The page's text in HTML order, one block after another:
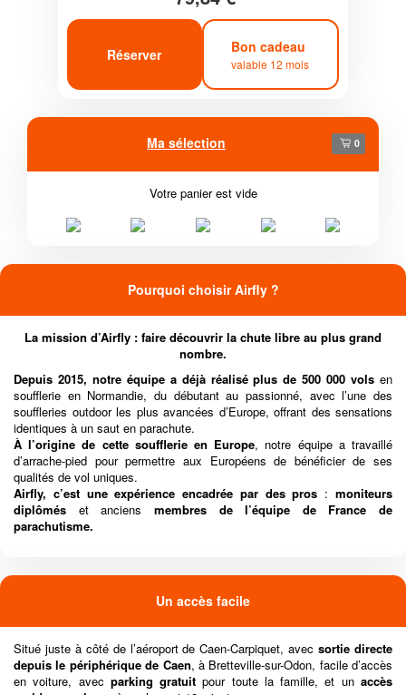
Réserver Bon cadeau
valable 12 mois
Ma sélection 0
Votre panier est vide
Pourquoi choisir Airfly ?
La mission d’Airfly : faire découvrir la chute libre au plus grand
nombre.
Depuis 2015, notre équipe a déjà réalisé plus de 500 000 vols en
soufflerie en Normandie, du débutant au passionné, avec l’une des
souffleries outdoor les plus avancées d’Europe, offrant des sensations
identiques à un saut en parachute.
À l’origine de cette soufflerie en Europe, notre équipe a travaillé
d’arrache-pied pour permettre aux Européens de bénéficier de ses
qualités de vol uniques.
Airfly, c’est une expérience encadrée par des pros :moniteurs
diplômés et anciens membres de l’équipe de France de
parachutisme.
Un accès facile
Situé juste à côté de l’aéroport de Caen-Carpiquet, avecsortie directe
depuis le périphérique de Caen, à Bretteville-sur-Odon, facile d’accès
en voiture, avec parking gratuit pour toute la famille, et unaccès